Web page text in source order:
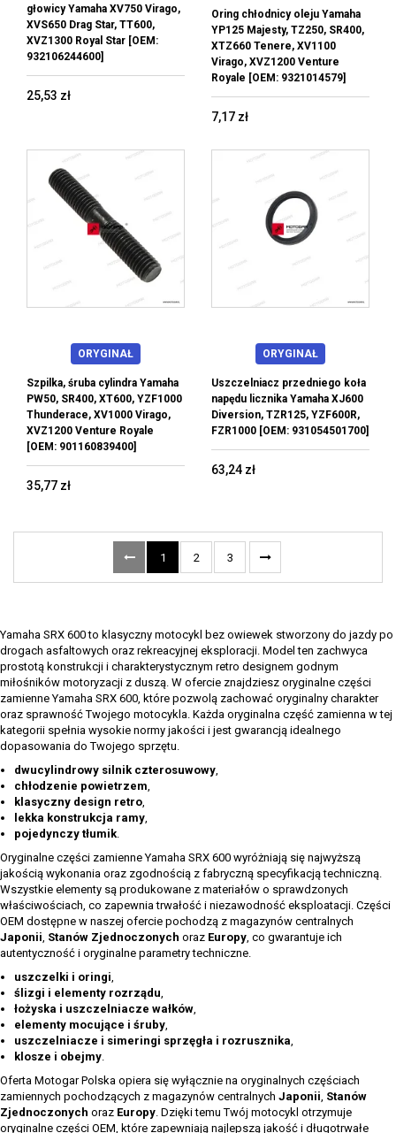
głowicy Yamaha XV750 Virago,
XVS650 Drag Star, TT600,
XVZ1300 Royal Star [OEM:
932106244600]
25,53 zł
Oring chłodnicy oleju Yamaha
YP125 Majesty, TZ250, SR400,
XTZ660 Tenere, XV1100
Virago, XVZ1200 Venture
Royale [OEM: 9321014579]
7,17 zł
ORYGINAŁ
Szpilka, śruba cylindra Yamaha
PW50, SR400, XT600, YZF1000
Thunderace, XV1000 Virago,
XVZ1200 Venture Royale
[OEM: 901160839400]
35,77 zł
ORYGINAŁ
Uszczelniacz przedniego koła
napędu licznika Yamaha XJ600
Diversion, TZR125, YZF600R,
FZR1000 [OEM: 931054501700]
63,24 zł
1 2 3
Yamaha SRX 600 to klasyczny motocykl bez owiewek stworzony do jazdy po
drogach asfaltowych oraz rekreacyjnej eksploracji. Model ten zachwyca
prostotą konstrukcji i charakterystycznym retro designem godnym
miłośników motoryzacji z duszą. W ofercie znajdziesz oryginalne części
zamienne Yamaha SRX 600, które pozwolą zachować oryginalny charakter
oraz sprawność Twojego motocykla. Każda oryginalna część zamienna w tej
kategorii spełnia wysokie normy jakości i jest gwarancją idealnego
dopasowania do Twojego sprzętu.
dwucylindrowy silnik czterosuwowy,
chłodzenie powietrzem,
klasyczny design retro,
lekka konstrukcja ramy,
pojedynczy tłumik.
Oryginalne części zamienne Yamaha SRX 600 wyróżniają się najwyższą
jakością wykonania oraz zgodnością z fabryczną specyfikacją techniczną.
Wszystkie elementy są produkowane z materiałów o sprawdzonych
właściwościach, co zapewnia trwałość i niezawodność eksploatacji. Części
OEM dostępne w naszej ofercie pochodzą z magazynów centralnych
Japonii, Stanów Zjednoczonych oraz Europy, co gwarantuje ich
autentyczność i oryginalne parametry techniczne.
uszczelki i oringi,
ślizgi i elementy rozrządu,
łożyska i uszczelniacze wałków,
elementy mocujące i śruby,
uszczelniacze i simeringi sprzęgła i rozrusznika,
klosze i obejmy.
Oferta Motogar Polska opiera się wyłącznie na oryginalnych częściach
zamiennych pochodzących z magazynów centralnych Japonii, Stanów
Zjednoczonych oraz Europy. Dzięki temu Twój motocykl otrzymuje
oryginalne części OEM, które zapewniają najlepszą jakość i długotrwałe